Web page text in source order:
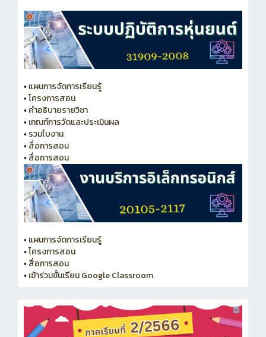
• แผนการจัดการเรียนรู้
•โครงการสอน
• คำอธิบายรายวิชา
• เกณฑ์การวัดและประเมินผล
• รวมใบงาน
• สื่อการสอน
• สื่อการสอน
• แผนการจัดการเรียนรู้
•โครงการสอน
• สื่อการสอน
• เข้าร่วมชั้นเรียน Google Classroom